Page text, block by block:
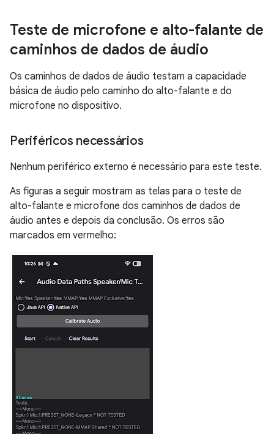
Teste de microfone e alto-falante de
caminhos de dados de áudio
Os caminhos de dados de áudio testam a capacidade
básica de áudio pelo caminho do alto-falante e do
microfone no dispositivo.
Periféricos necessários
Nenhum periférico externo é necessário para este teste.
As figuras a seguir mostram as telas para o teste de
alto-falante e microfone dos caminhos de dados de
áudio antes e depois da conclusão. Os erros são
marcados em vermelho: